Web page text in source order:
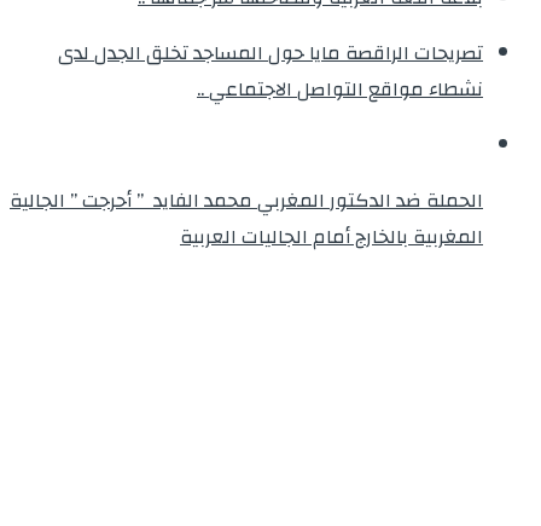
تصريحات الراقصة مايا حول المساجد تخلق الجدل لدى
نشطاء مواقع التواصل الاجتماعي ..
الحملة ضد الدكتور المغربي محمد الفايد ” أحرجت ” الجالية
المغربية بالخارج أمام الجاليات العربية